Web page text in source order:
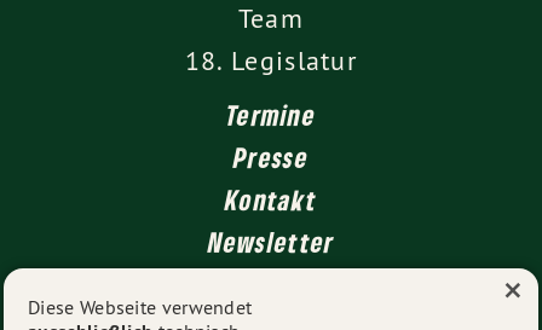
Team
18. Legislatur
Termine
Presse
Kontakt
Newsletter
Diese Webseite verwendet ×